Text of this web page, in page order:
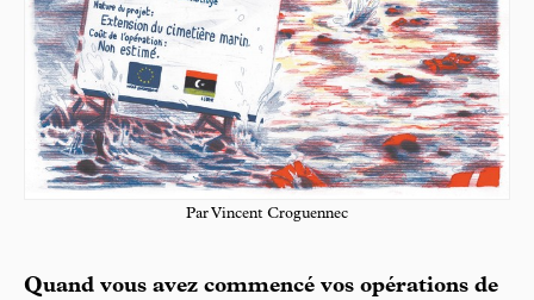
Par Vincent Croguennec
Quand vous avez commencé vos opérations de